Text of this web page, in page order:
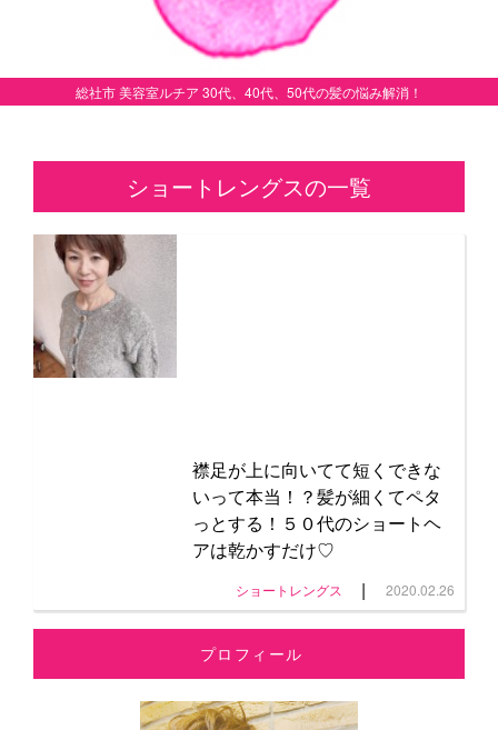
総社市 美容室ルチア 30代、40代、50代の髪の悩み解消！
ショートレングスの一覧
襟足が上に向いてて短くできな
いって本当！？髪が細くてペタ
っとする！５０代のショートヘ
アは乾かすだけ♡
ショートレングス | 2020.02.26
プロフィール